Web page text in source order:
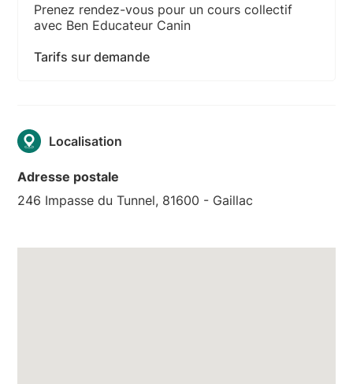
Prenez rendez-vous pour un cours collectif
avec Ben Educateur Canin
Tarifs sur demande
Localisation
Adresse postale
246 Impasse du Tunnel, 81600 - Gaillac